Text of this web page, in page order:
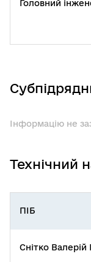
Головний
Інформацію не
Технічний
ПІБ
Снітко